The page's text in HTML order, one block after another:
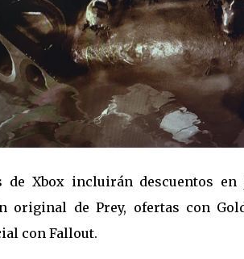
de Xbox incluirán descuentos
original de Prey, ofertas con
con Fallout.